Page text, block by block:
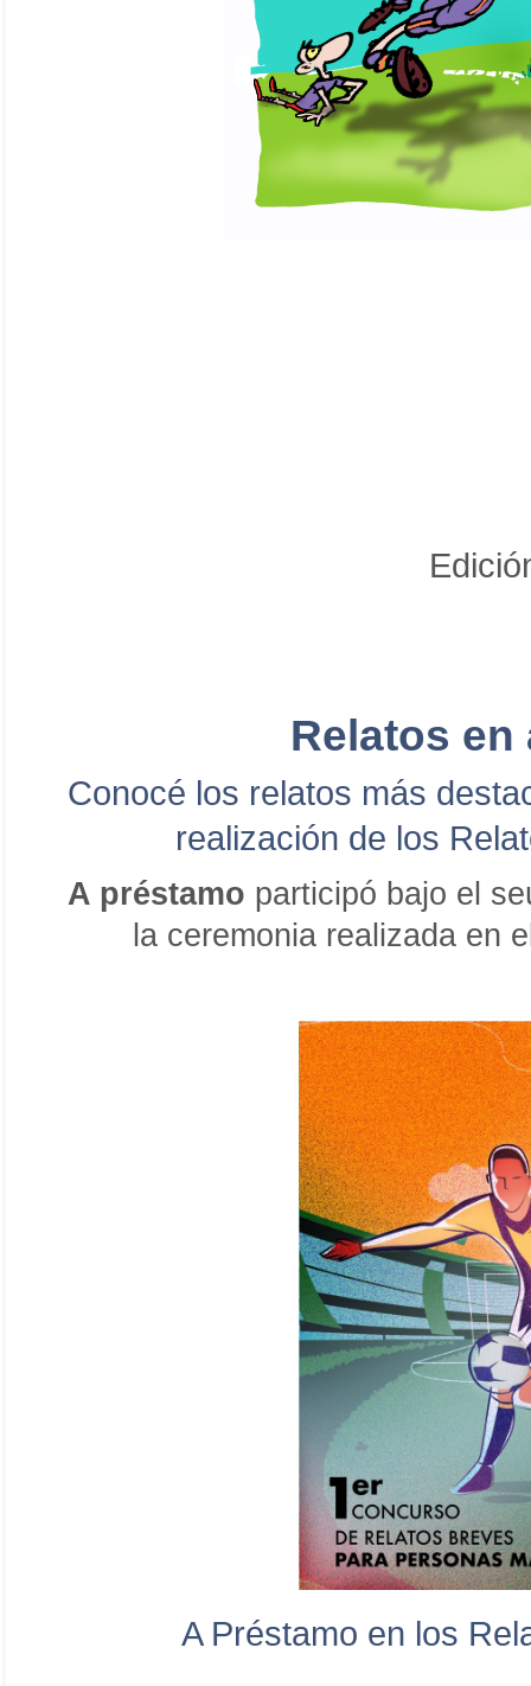
Relatos
Conocé los relatos más
realización de los
A préstamo participó bajo el
la ceremonia realizada en
A Préstamo en los